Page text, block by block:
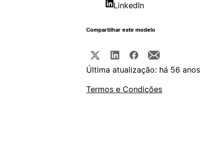
LinkedIn
Compartilhar este modelo
Última atualização: há 56 anos
Termos e Condições